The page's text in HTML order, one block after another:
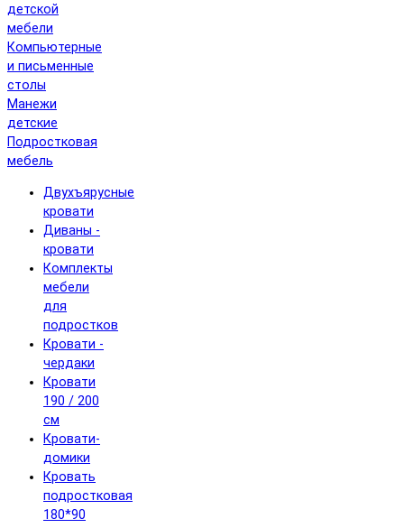
детской
мебели
Компьютерные
и письменные
столы
Манежи
детские
Подростковая
мебель
Двухъярусные
кровати
Диваны -
кровати
Комплекты
мебели
для
подростков
Кровати -
чердаки
Кровати
190 / 200
см
Кровати-
домики
Кровать
подростковая
180*90